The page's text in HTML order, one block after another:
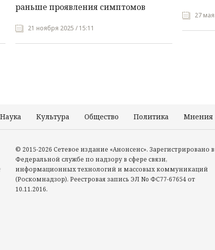
раньше проявления симптомов
21 ноября 2025 / 15:11
27
Наука Культура Общество Политика Мнения
© 2015-2026 Сетевое издание «Анонсенс». Зарегистрировано в
Федеральной службе по надзору в сфере связи,
информационных технологий и массовых коммуникаций
(Роскомнадзор). Реестровая запись ЭЛ No ФС77-67654 от
10.11.2016.